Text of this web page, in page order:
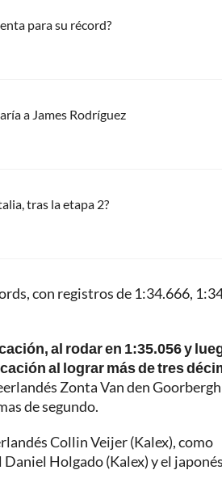
para su récord?
a James Rodríguez
tras la etapa 2?
con registros de 1:34.666,
al rodar en 1:35.056 y
al lograr más de tres
Zonta Van den Goorbergh
de segundo.
Collin Veijer (Kalex), como
Holgado (Kalex) y el japonés